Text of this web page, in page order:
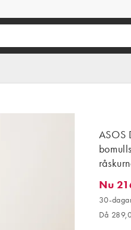
ASOS
Nu
Nu
30-
Då